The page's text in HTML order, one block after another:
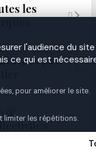
l'audience du
ce qui est
pour améliorer le site.
limiter les répétitions.
les

par
&